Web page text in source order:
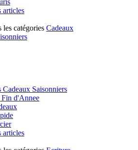
articles
les catégories Cadeaux
Cadeaux Saisonniers
Fin d'Annee
articles